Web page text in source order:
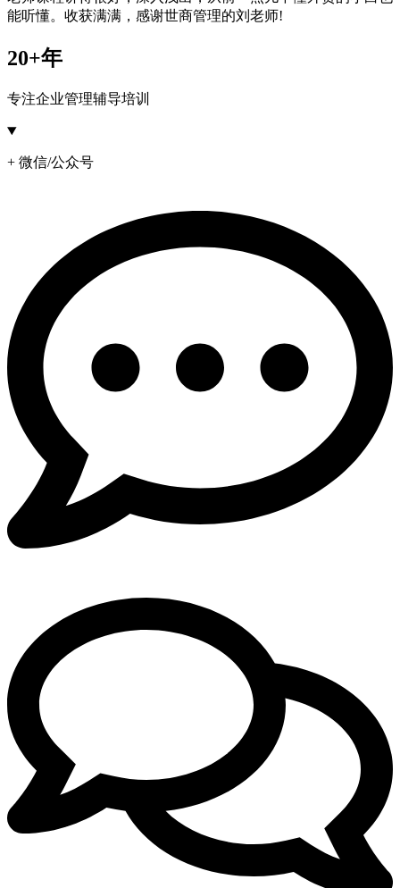
能听懂。收获满满，感谢世商管理的刘老师!
20+年
专注企业管理辅导培训
+ 微信/公众号